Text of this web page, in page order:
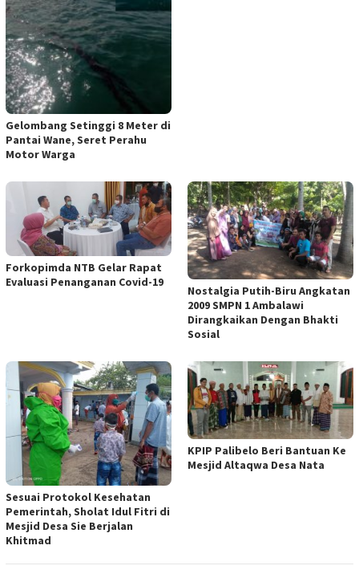
Gelombang Setinggi 8 Meter di
Pantai Wane, Seret Perahu
Motor Warga
Forkopimda NTB Gelar Rapat
Evaluasi Penanganan Covid-19
Nostalgia Putih-Biru Angkatan
2009 SMPN 1 Ambalawi
Dirangkaikan Dengan Bhakti
Sosial
Sesuai Protokol Kesehatan
Pemerintah, Sholat Idul Fitri di
Mesjid Desa Sie Berjalan
Khitmad
KPIP Palibelo Beri Bantuan Ke
Mesjid Altaqwa Desa Nata